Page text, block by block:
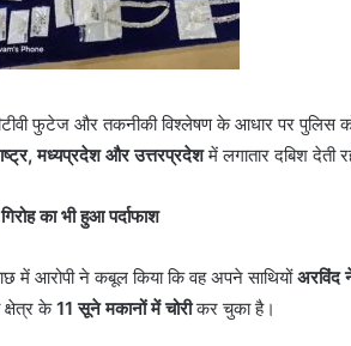
फुटेज और तकनीकी विश्लेषण के आधार पर पुलिस
मध्यप्रदेश और उत्तरप्रदेशमें लगातार दबिश देती
गिरोह का भी हुआ पर्दाफाश
में आरोपी ने कबूल किया कि वह अपने साथियोंअरविंद
क्षेत्र के11 सूने मकानों में चोरीकर चुका है।